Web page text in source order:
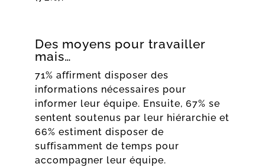
Des moyens pour travailler
mais…
71% affirment disposer des
informations nécessaires pour
informer leur équipe. Ensuite, 67% se
sentent soutenus par leur hiérarchie et
66% estiment disposer de
suffisamment de temps pour
accompagner leur équipe.